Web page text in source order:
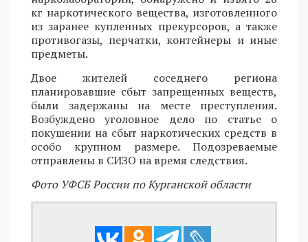
кг наркотического вещества, изготовленного
из заранее купленных прекурсоров, а также
противогазы, перчатки, контейнеры и иные
предметы.
Двое жителей соседнего региона
планировавшие сбыт запрещенных веществ,
были задержаны на месте преступления.
Возбуждено уголовное дело по статье о
покушении на сбыт наркотических средств в
особо крупном размере. Подозреваемые
отправлены в СИЗО на время следствия.
Фото УФСБ России по Курганской области